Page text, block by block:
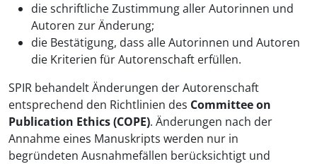
die schriftliche Zustimmung aller Autorinnen und
Autoren zur Änderung;
die Bestätigung, dass alle Autorinnen und Autoren
die Kriterien für Autorenschaft erfüllen.
SPIR behandelt Änderungen der Autorenschaft
entsprechend den Richtlinien des Committee on
Publication Ethics (COPE). Änderungen nach der
Annahme eines Manuskripts werden nur in
begründeten Ausnahmefällen berücksichtigt und